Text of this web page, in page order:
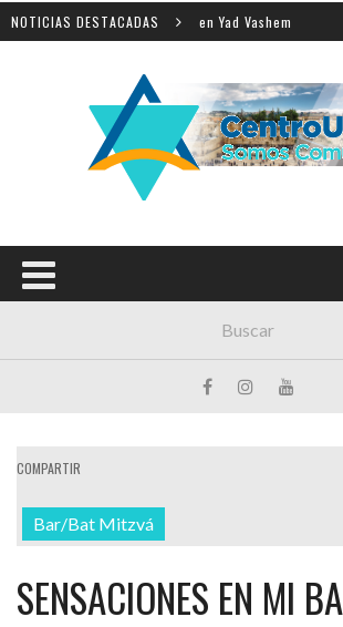
NOTICIAS DESTACADAS
de la Shoá en Yad Vashem
COMPARTIR
Bar/Bat Mitzvá
SENSACIONES EN MI